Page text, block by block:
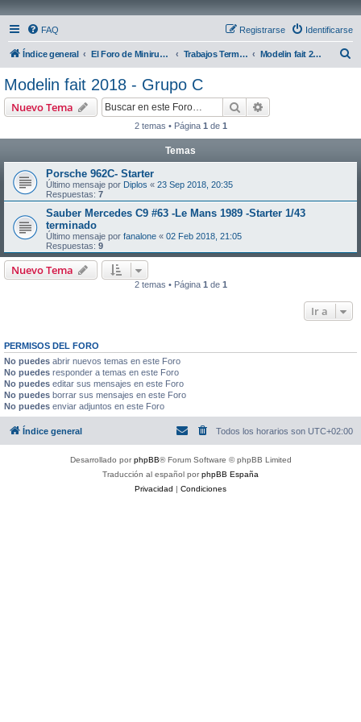
FAQ Identificarse
Registrarse
Índice general El Foro de Miniruedas Trabajos Terminados Modelin fait 2018 - Grupo C
Modelin fait 2018 - Grupo C
Nuevo Tema Buscar
2 temas • Página 1 de 1
Temas
Porsche 962C- Starter
Último mensaje por Diplos « 23 Sep 2018, 20:35
Respuestas: 7
Sauber Mercedes C9 #63 -Le Mans 1989 -Starter 1/43
terminado
Último mensaje por fanalone « 02 Feb 2018, 21:05
Respuestas: 9
Nuevo Tema
2 temas • Página 1 de 1
Ir a
PERMISOS DEL FORO
No puedes abrir nuevos temas en este Foro
No puedes responder a temas en este Foro
No puedes editar sus mensajes en este Foro
No puedes borrar sus mensajes en este Foro
No puedes enviar adjuntos en este Foro
Índice general Todos los horarios son UTC+02:00
Desarrollado porphpBB® Forum Software © phpBB Limited
Traducción al español porphpBB España
Privacidad | Condiciones